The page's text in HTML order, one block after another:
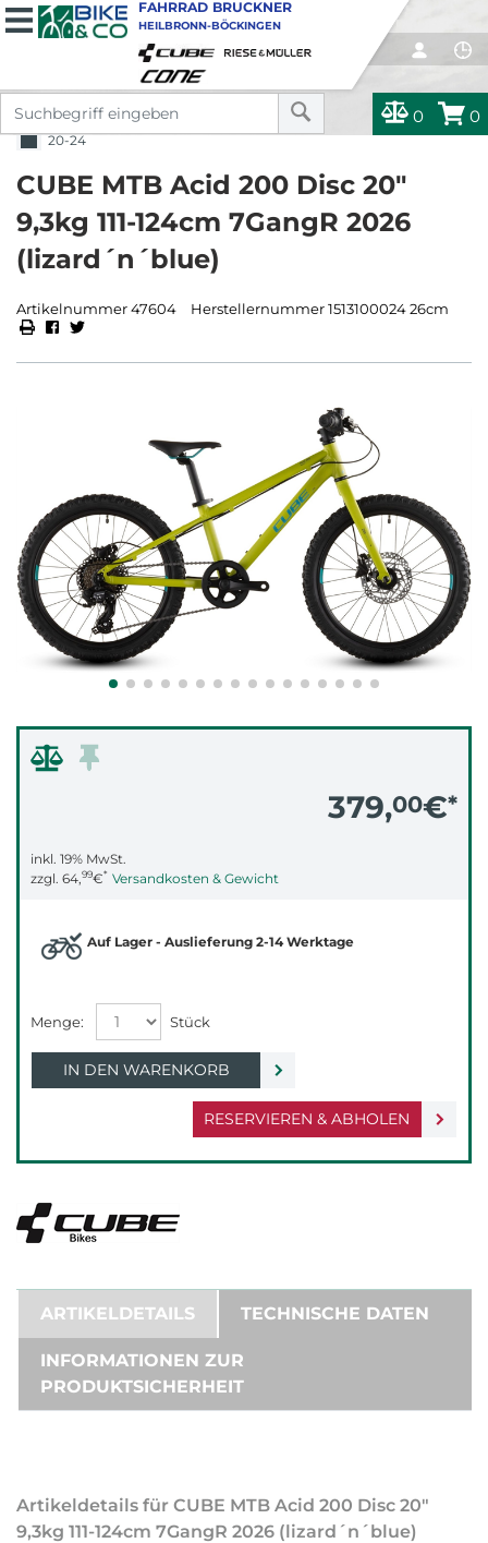
0 0
FAHRRAD BRUCKNER
HEILBRONN-BÖCKINGEN
20-24
CUBE MTB Acid 200 Disc 20"
9,3kg 111-124cm 7GangR 2026
(lizard´n´blue)
Artikelnummer 47604 Herstellernummer 1513100024 26cm
379,00€*
inkl. 19% MwSt.
zzgl. 64,99€* Versandkosten & Gewicht
RESERVIEREN & ABHOLEN
Auf Lager - Auslieferung 2-14 Werktage
IN DEN WARENKORB
ARTIKELDETAILS TECHNISCHE DATEN
INFORMATIONEN ZUR
PRODUKTSICHERHEIT
Artikeldetails für CUBE MTB Acid 200 Disc 20"
9,3kg 111-124cm 7GangR 2026 (lizard´n´blue)